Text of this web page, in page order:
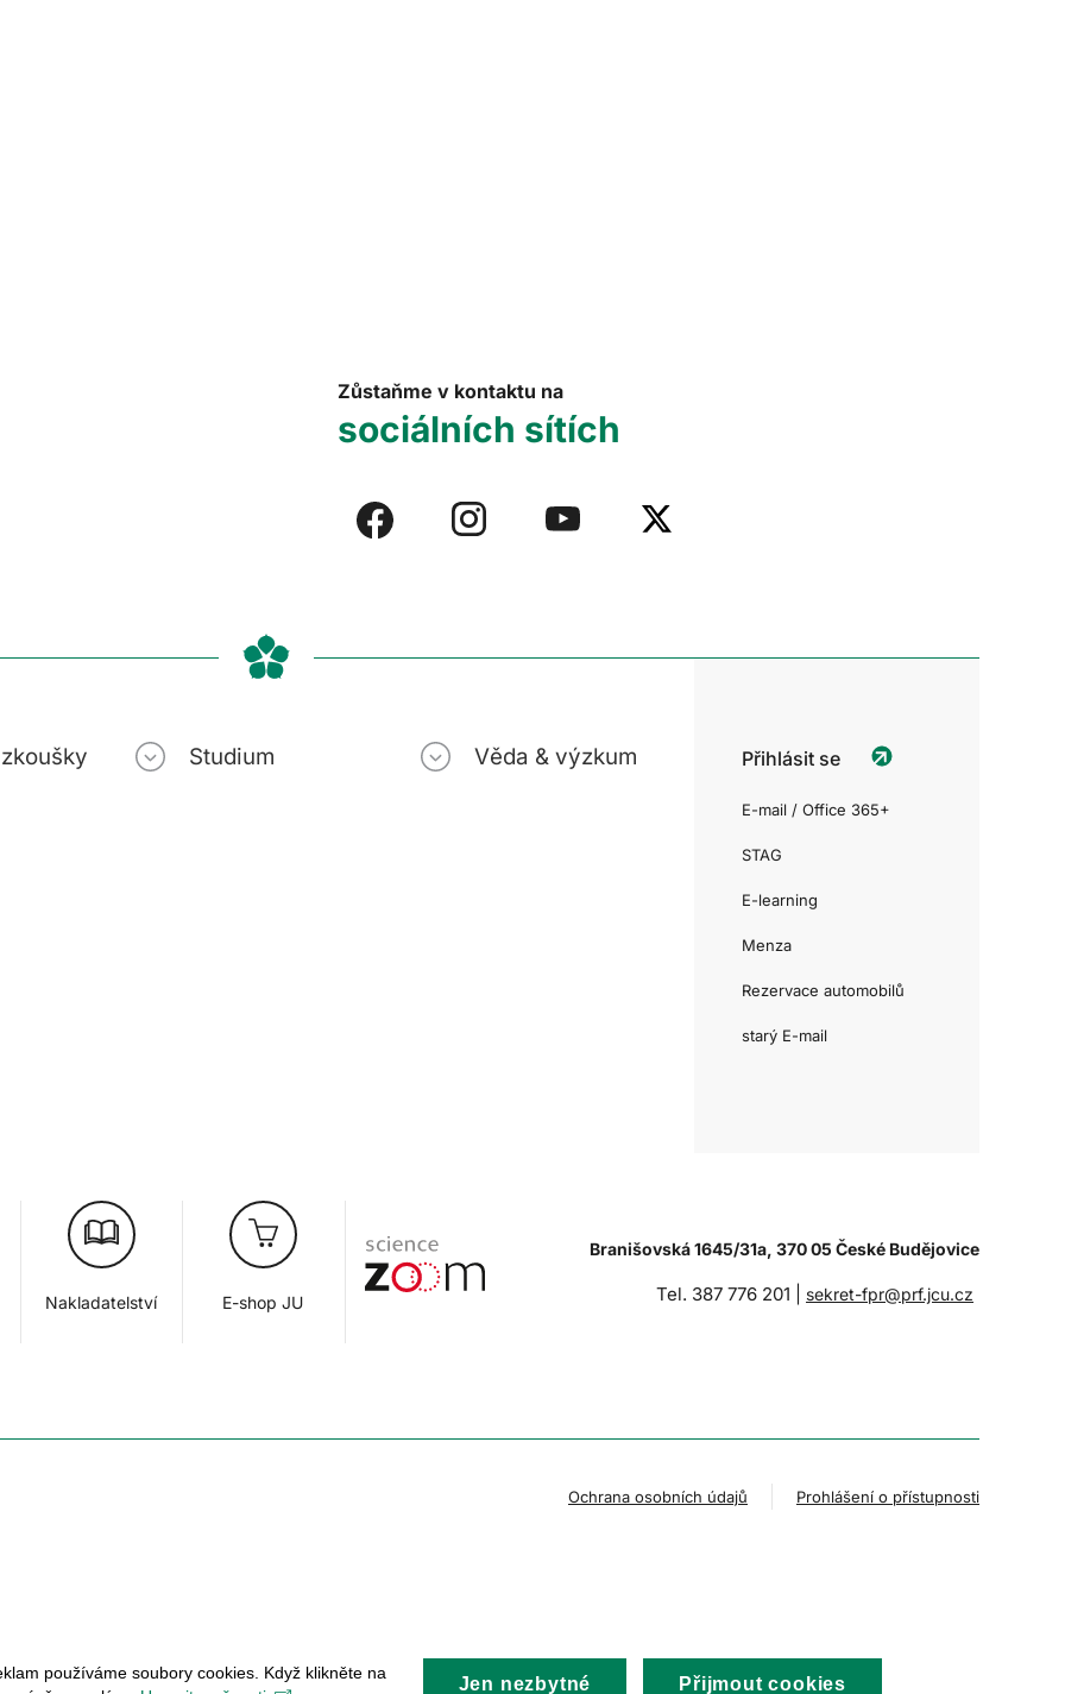
Zůstaňme v kontaktu na
sociálních sítích
Studium Věda & výzkum Přihlásit se
E-mail / Office 365+
STAG
E-learning
Menza
Rezervace automobilů
starý E-mail
Nakladatelství E-shop JU
Branišovská 1645/31a, 370 05 České Budějovice
Tel. 387 776 201 | sekret-fpr@prf.jcu.cz
Ochrana osobních údajů Prohlášení o přístupnosti
používáme soubory cookies. Když klikněte na
Jen nezbytné Přijmout cookies